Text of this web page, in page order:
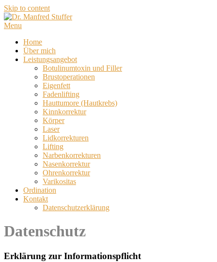
Skip to content
Menu
Home
Über mich
Leistungsangebot
Botulinumtoxin und Filler
Brustoperationen
Eigenfett
Fadenlifting
Hauttumore (Hautkrebs)
Kinnkorrektur
Körper
Laser
Lidkorrekturen
Lifting
Narbenkorrekturen
Nasenkorrektur
Ohrenkorrektur
Varikositas
Ordination
Kontakt
Datenschutzerklärung
Datenschutz
Erklärung zur Informationspflicht